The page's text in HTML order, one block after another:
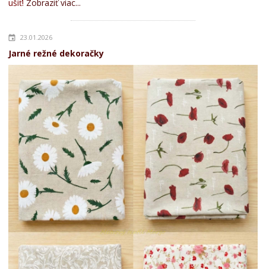
ušiť! Zobraziť viac...
23.01.2026
Jarné režné dekoračky